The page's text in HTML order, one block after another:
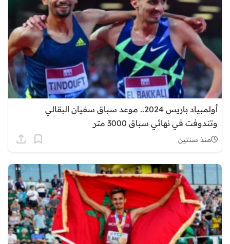
أولمبياد باريس 2024.. موعد سباق سفيان البقالي
وتندوفت في نهائي سباق 3000 متر
منذ سنتين